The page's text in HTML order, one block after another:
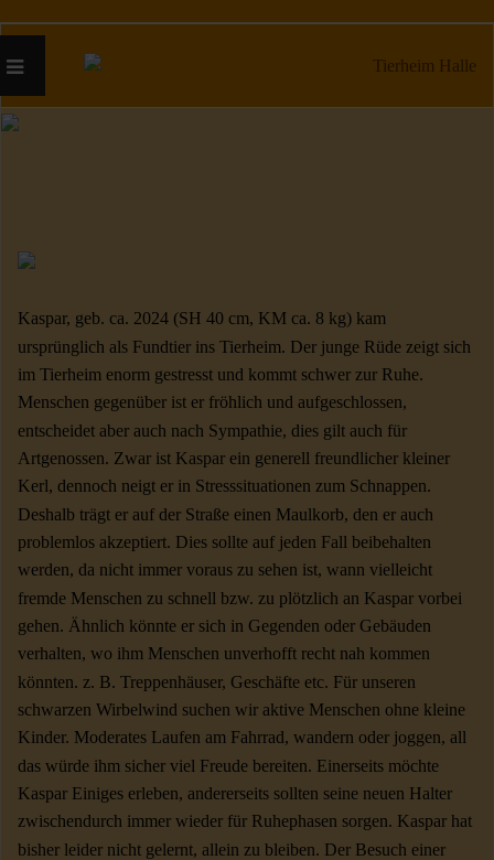
Kaspar, geb. ca. 2024 (SH 40 cm, KM ca. 8 kg) kam
ursprünglich als Fundtier ins Tierheim. Der junge Rüde zeigt sich
im Tierheim enorm gestresst und kommt schwer zur Ruhe.
Menschen gegenüber ist er fröhlich und aufgeschlossen,
entscheidet aber auch nach Sympathie, dies gilt auch für
Artgenossen. Zwar ist Kaspar ein generell freundlicher kleiner
Kerl, dennoch neigt er in Stresssituationen zum Schnappen.
Deshalb trägt er auf der Straße einen Maulkorb, den er auch
problemlos akzeptiert. Dies sollte auf jeden Fall beibehalten
werden, da nicht immer voraus zu sehen ist, wann vielleicht
fremde Menschen zu schnell bzw. zu plötzlich an Kaspar vorbei
gehen. Ähnlich könnte er sich in Gegenden oder Gebäuden
verhalten, wo ihm Menschen unverhofft recht nah kommen
könnten. z. B. Treppenhäuser, Geschäfte etc. Für unseren
schwarzen Wirbelwind suchen wir aktive Menschen ohne kleine
Kinder. Moderates Laufen am Fahrrad, wandern oder joggen, all
das würde ihm sicher viel Freude bereiten. Einerseits möchte
Kaspar Einiges erleben, andererseits sollten seine neuen Halter
zwischendurch immer wieder für Ruhephasen sorgen. Kaspar hat
bisher leider nicht gelernt, allein zu bleiben. Der Besuch einer